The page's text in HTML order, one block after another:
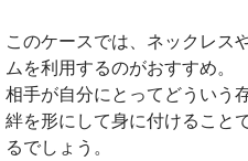
このケースでは、ネックレス
ムを利用するのがおすすめ。
相手が自分にとってどういう
絆を形にして身に付けることで
るでしょう。